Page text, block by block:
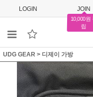
LOGIN JOIN
10,000원
립
UDG GEAR > 디제이 가방